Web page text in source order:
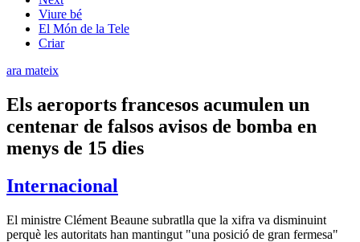
Viure bé
El Món de la Tele
Criar
ara mateix
Els aeroports francesos acumulen un
centenar de falsos avisos de bomba en
menys de 15 dies
Internacional
El ministre Clément Beaune subratlla que la xifra va disminuint
perquè les autoritats han mantingut "una posició de gran fermesa"